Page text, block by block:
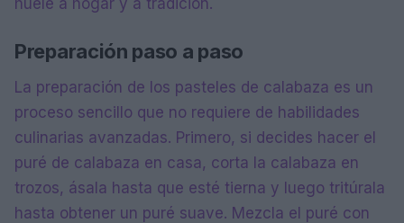
Preparación paso a paso
La preparación de los pasteles de calabaza es un
proceso sencillo que no requiere de habilidades
culinarias avanzadas. Primero, si decides hacer el
puré de calabaza en casa, corta la calabaza en
trozos, ásala hasta que esté tierna y luego tritúrala
hasta obtener un puré suave. Mezcla el puré con